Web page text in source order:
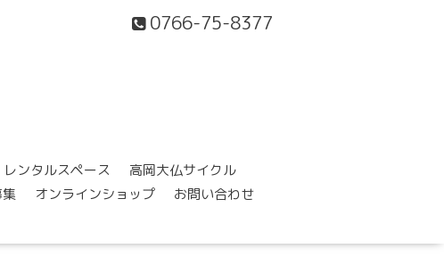
0766-75-8377
レンタルスペース
高岡大仏サイクル
オンラインショップ
お問い合わせ